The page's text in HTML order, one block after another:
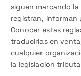
siguen marcando
registran, informan
Conocer estas
traducirlas en
cualquier
la legislación